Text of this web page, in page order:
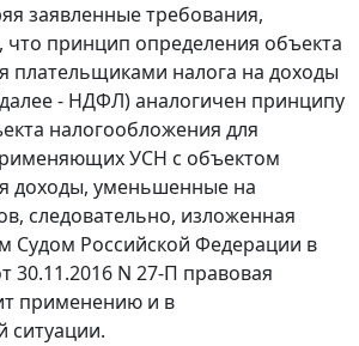
заявленные требования,
что принцип определения объекта
плательщиками налога на доходы
- НДФЛ) аналогичен принципу
налогообложения для
УСН с объектом
доходы, уменьшенные на
следовательно, изложенная
Судом Российской Федерации в
30.11.2016 N 27-П правовая
применению и в
ситуации.